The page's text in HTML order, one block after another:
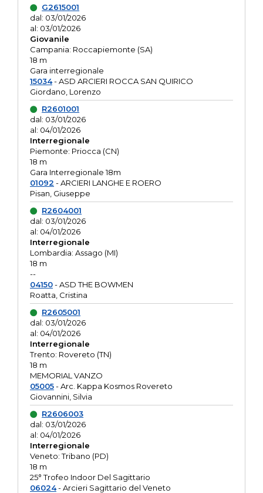
G2615001
dal: 03/01/2026
al: 03/01/2026
Giovanile
Campania: Roccapiemonte (SA)
18 m
Gara interregionale
15034- ASD ARCIERI ROCCA SAN QUIRICO
Giordano, Lorenzo
R2601001
dal: 03/01/2026
al: 04/01/2026
Interregionale
Piemonte: Priocca (CN)
18 m
Gara Interregionale 18m
01092 - ARCIERI LANGHE E ROERO
Pisan, Giuseppe
R2604001
dal: 03/01/2026
al: 04/01/2026
Interregionale
Lombardia: Assago (MI)
18 m
--
04150- ASD THE BOWMEN
Roatta, Cristina
R2605001
dal: 03/01/2026
al: 04/01/2026
Interregionale
Trento: Rovereto (TN)
18 m
MEMORIAL VANZO
05005- Arc. Kappa Kosmos Rovereto
Giovannini, Silvia
R2606003
dal: 03/01/2026
al: 04/01/2026
Interregionale
Veneto: Tribano (PD)
18 m
25° Trofeo Indoor Del Sagittario
06024- Arcieri Sagittario del Veneto